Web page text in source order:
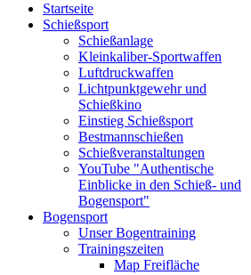
Startseite
Schießsport
Schießanlage
Kleinkaliber-Sportwaffen
Luftdruckwaffen
Lichtpunktgewehr und
Schießkino
Einstieg Schießsport
Bestmannschießen
Schießveranstaltungen
YouTube "Authentische
Einblicke in den Schieß- und
Bogensport"
Bogensport
Unser Bogentraining
Trainingszeiten
Map Freifläche